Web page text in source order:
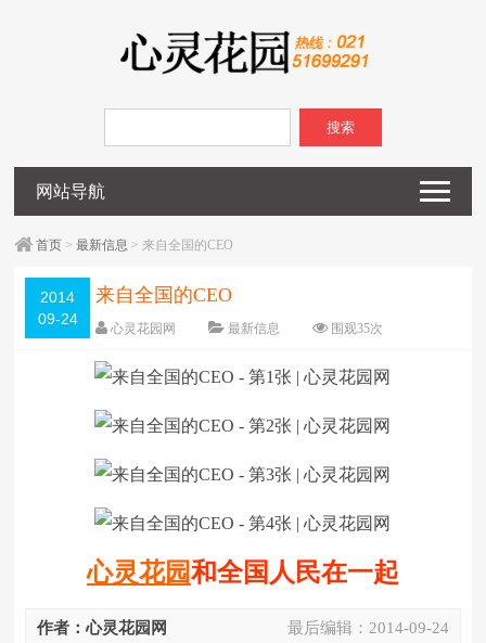
搜索
网站导航
首页 >最新信息 > 来自全国的CEO
2014
09-24
来自全国的CEO
心灵花园网 最新信息 围观35次
字体：大 中 小
心灵花园和全国人民在一起
最后编辑： 2014-09-24
作者：心灵花园网